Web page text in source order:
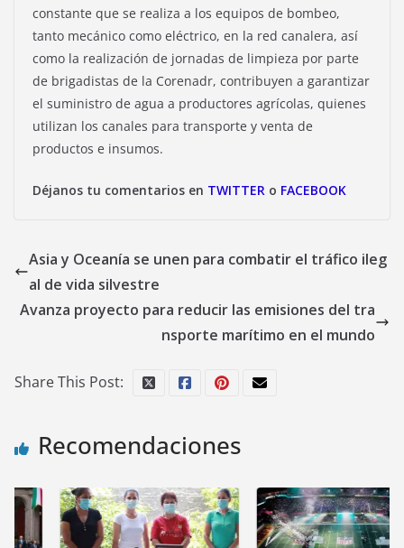
constante que se realiza a los equipos de bombeo,
tanto mecánico como eléctrico, en la red canalera, así
como la realización de jornadas de limpieza por parte
de brigadistas de la Corenadr, contribuyen a garantizar
el suministro de agua a productores agrícolas, quienes
utilizan los canales para transporte y venta de
productos e insumos.
Déjanos tu comentarios en TWITTER o FACEBOOK
Asia y Oceanía se unen para combatir el tráfico ileg
al de vida silvestre
Avanza proyecto para reducir las emisiones del tra
nsporte marítimo en el mundo
Share This Post:
Recomendaciones